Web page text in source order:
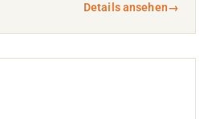
Details ansehen→